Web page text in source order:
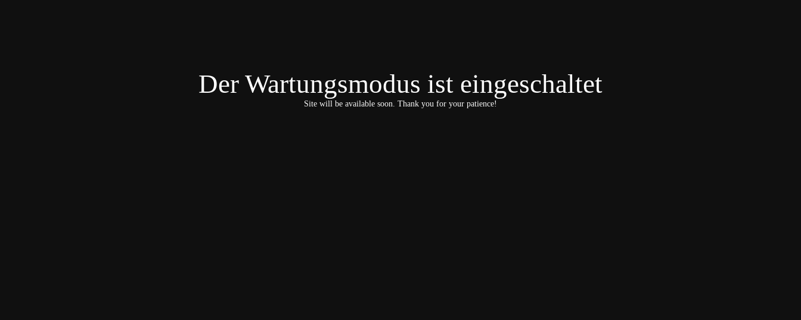
Der Wartungsmodus ist eingeschaltet
Site will be available soon. Thank you for your patience!